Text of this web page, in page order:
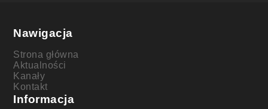
Nawigacja
Strona główna
Aktualności
Kanały
Kontakt
Informacja